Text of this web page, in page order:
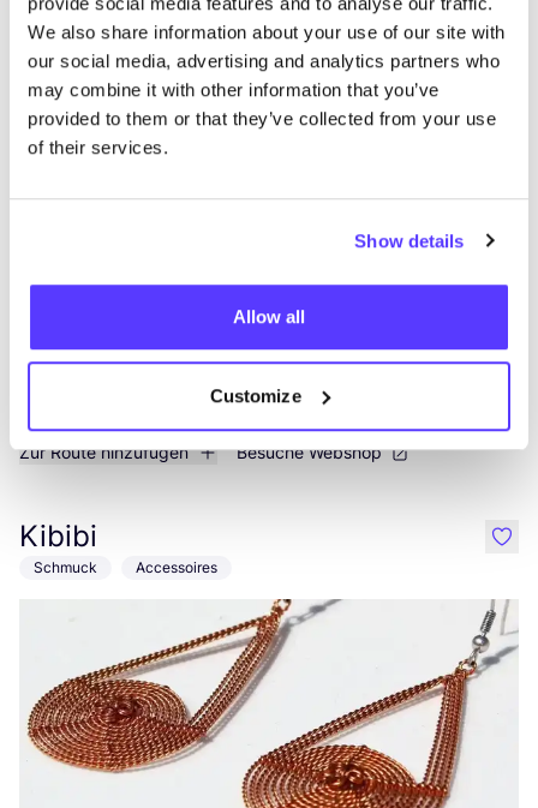
We also share information about your use of our site with
our social media, advertising and analytics partners who
may combine it with other information that you’ve
provided to them or that they’ve collected from your use
of their services.
Show details
Allow all
Customize
Mehr Läden in dieser Gegend
Tarra Verpakkingsvrij
Sint Gillislaan 5, Dendermonde
Zur Route hinzufügen Besuche Webshop
Kibibi
Schmuck Accessoires
like